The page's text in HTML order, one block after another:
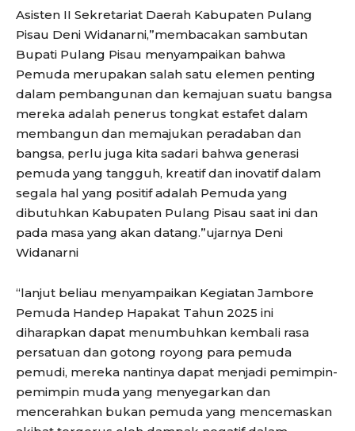
Asisten II Sekretariat Daerah Kabupaten Pulang
Pisau Deni Widanarni,”membacakan sambutan
Bupati Pulang Pisau menyampaikan bahwa
Pemuda merupakan salah satu elemen penting
dalam pembangunan dan kemajuan suatu bangsa
mereka adalah penerus tongkat estafet dalam
membangun dan memajukan peradaban dan
bangsa, perlu juga kita sadari bahwa generasi
pemuda yang tangguh, kreatif dan inovatif dalam
segala hal yang positif adalah Pemuda yang
dibutuhkan Kabupaten Pulang Pisau saat ini dan
pada masa yang akan datang.”ujarnya Deni
Widanarni
“lanjut beliau menyampaikan Kegiatan Jambore
Pemuda Handep Hapakat Tahun 2025 ini
diharapkan dapat menumbuhkan kembali rasa
persatuan dan gotong royong para pemuda
pemudi, mereka nantinya dapat menjadi pemimpin-
pemimpin muda yang menyegarkan dan
mencerahkan bukan pemuda yang mencemaskan